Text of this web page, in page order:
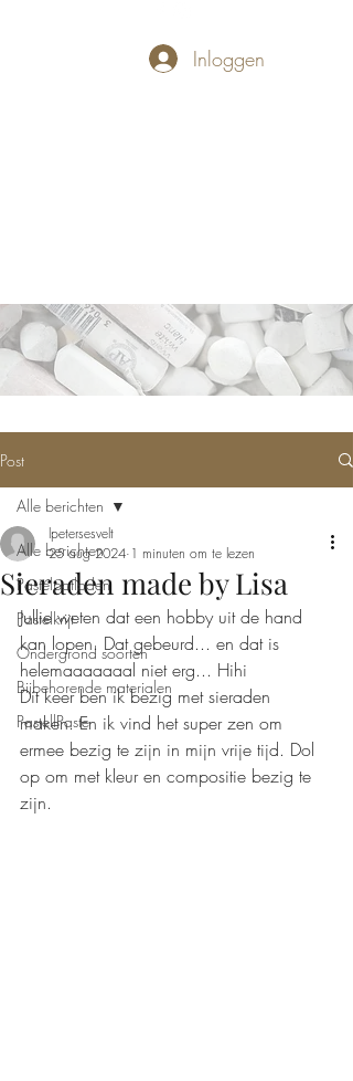
Inloggen
Post
Alle berichten
Pastelpotloden
Pastelkrijt
Ondergrond soorten
Bijbehorende materialen
PastellPaste
Alle berichten
Sieraden made by Lisa
lpetersesvelt
25 aug 2024 1 minuten om te lezen
Jullie weten dat een hobby uit de hand
kan lopen. Dat gebeurd... en dat is
helemaaaaaaal niet erg... Hihi
Dit keer ben ik bezig met sieraden
maken. En ik vind het super zen om
ermee bezig te zijn in mijn vrije tijd. Dol
op om met kleur en compositie bezig te
zijn.